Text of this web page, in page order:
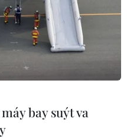
bay suýt va